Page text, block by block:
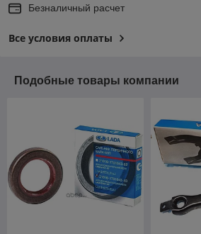
Безналичный расчет
Все условия оплаты
Подобные товары компании